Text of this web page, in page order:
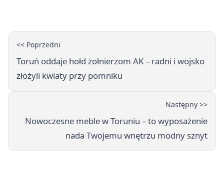
<< Poprzedni
Toruń oddaje hołd żołnierzom AK – radni i wojsko
złożyli kwiaty przy pomniku
Następny >>
Nowoczesne meble w Toruniu – to wyposażenie
nada Twojemu wnętrzu modny sznyt